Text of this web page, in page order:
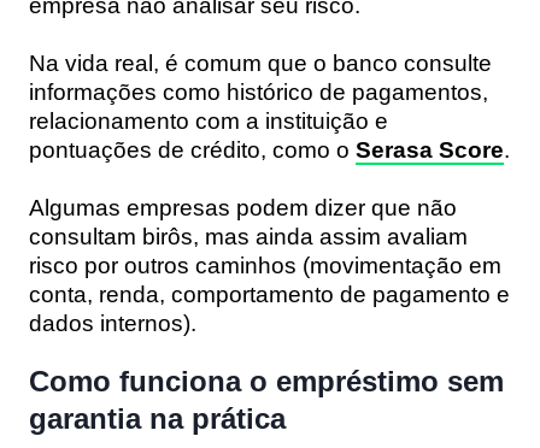
empresa não analisar seu risco.
Na vida real, é comum que o banco consulte
informações como histórico de pagamentos,
relacionamento com a instituição e
pontuações de crédito, como o Serasa Score.
Algumas empresas podem dizer que não
consultam birôs, mas ainda assim avaliam
risco por outros caminhos (movimentação em
conta, renda, comportamento de pagamento e
dados internos).
Como funciona o empréstimo sem
garantia na prática